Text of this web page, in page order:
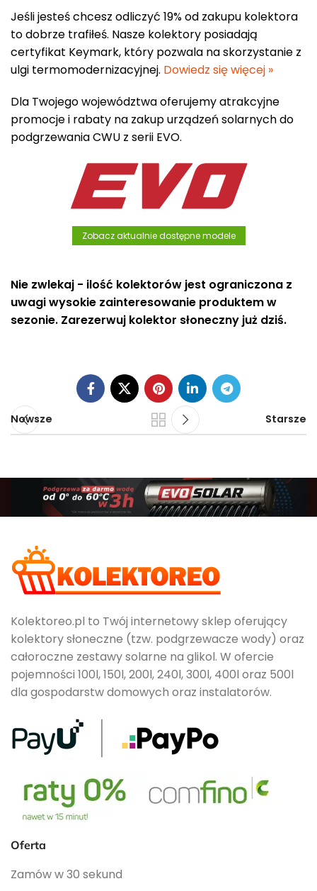
Jeśli jesteś chcesz odliczyć 19% od zakupu kolektora
to dobrze trafiłeś. Nasze kolektory posiadają
certyfikat Keymark, który pozwala na skorzystanie z
ulgi termomodernizacyjnej. Dowiedz się więcej »
Dla Twojego województwa oferujemy atrakcyjne
promocje i rabaty na zakup urządzeń solarnych do
podgrzewania CWU z serii EVO.
Zobacz aktualnie dostępne modele
Nie zwlekaj - ilość kolektorów jest ograniczona z
uwagi wysokie zainteresowanie produktem w
sezonie. Zarezerwuj kolektor słoneczny już dziś.
Nowsze Starsze
Kolektoreo.pl to Twój internetowy sklep oferujący
kolektory słoneczne (tzw. podgrzewacze wody) oraz
całoroczne zestawy solarne na glikol. W ofercie
pojemności 100l, 150l, 200l, 240l, 300l, 400l oraz 500l
dla gospodarstw domowych oraz instalatorów.
Oferta
Zamów w 30 sekund